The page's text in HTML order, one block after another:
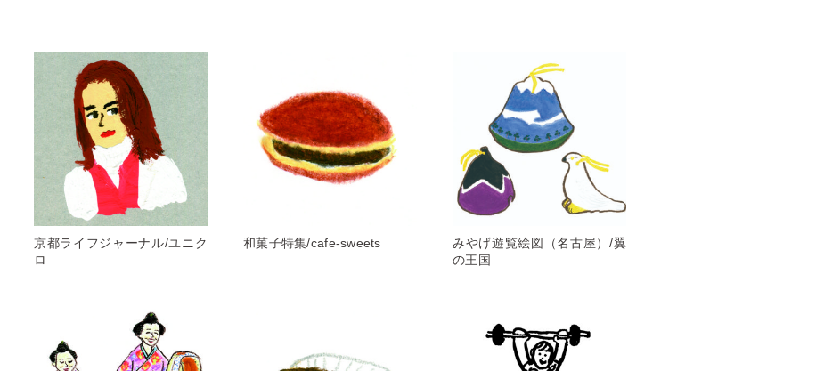
京都ライフジャーナル/ユニク
ロ
和菓子特集/cafe-sweets
みやげ遊覧絵図（名古屋）/翼
の王国